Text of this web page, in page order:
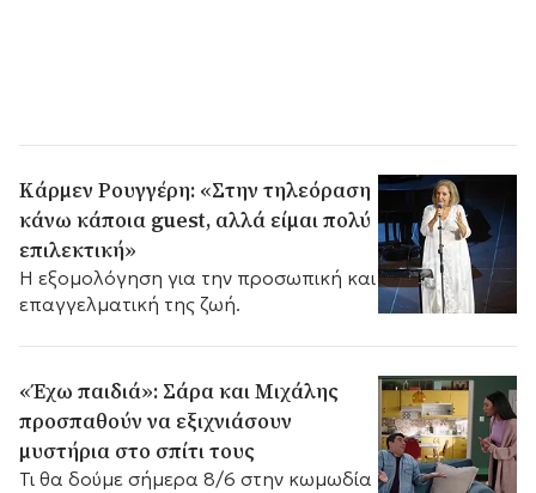
Κάρμεν Ρουγγέρη: «Στην τηλεόραση
κάνω κάποια guest, αλλά είμαι πολύ
επιλεκτική»
Η εξομολόγηση για την προσωπική και
επαγγελματική της ζωή.
«Έχω παιδιά»: Σάρα και Μιχάλης
προσπαθούν να εξιχνιάσουν
μυστήρια στο σπίτι τους
Τι θα δούμε σήμερα 8/6 στην κωμωδία